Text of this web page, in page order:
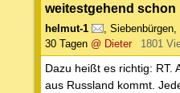
weitestgehend schon
helmut-1 , Siebenbürgen,
30 Tagen @ Dieter 1801
Dazu heißt es richtig: RT.
aus Russland kommt.